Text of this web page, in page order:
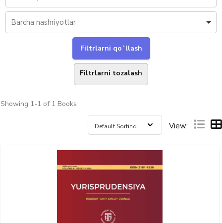
Filtrlarni tozalash
Showing 1-1 of 1 Books
View: